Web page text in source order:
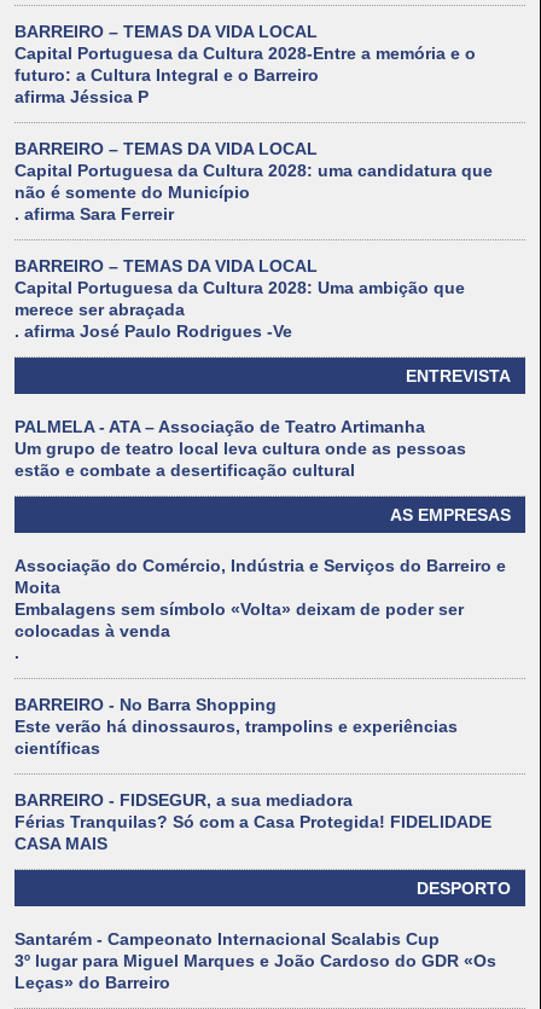
BARREIRO – TEMAS DA VIDA LOCAL
Capital Portuguesa da Cultura 2028-Entre a memória e o
futuro: a Cultura Integral e o Barreiro
afirma Jéssica P
BARREIRO – TEMAS DA VIDA LOCAL
Capital Portuguesa da Cultura 2028: uma candidatura que
não é somente do Município
. afirma Sara Ferreir
BARREIRO – TEMAS DA VIDA LOCAL
Capital Portuguesa da Cultura 2028: Uma ambição que
merece ser abraçada
. afirma José Paulo Rodrigues -Ve
ENTREVISTA
PALMELA - ATA – Associação de Teatro Artimanha
Um grupo de teatro local leva cultura onde as pessoas
estão e combate a desertificação cultural
AS EMPRESAS
Associação do Comércio, Indústria e Serviços do Barreiro e
Moita
Embalagens sem símbolo «Volta» deixam de poder ser
colocadas à venda
.
BARREIRO - No Barra Shopping
Este verão há dinossauros, trampolins e experiências
científicas
BARREIRO - FIDSEGUR, a sua mediadora
Férias Tranquilas? Só com a Casa Protegida! FIDELIDADE
CASA MAIS
DESPORTO
Santarém - Campeonato Internacional Scalabis Cup
3º lugar para Miguel Marques e João Cardoso do GDR «Os
Leças» do Barreiro